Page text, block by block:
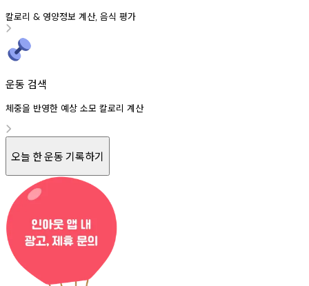
칼로리 & 영양정보 계산, 음식 평가
운동 검색
체중을 반영한 예상 소모 칼로리 계산
오늘 한 운동 기록하기